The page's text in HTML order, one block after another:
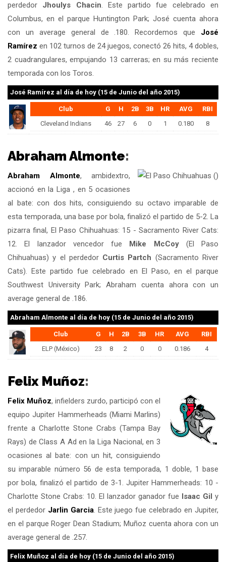
perdedor Jhoulys Chacin. Este partido fue celebrado en
Columbus, en el parque Huntington Park; José cuenta ahora
con un average general de .180. Recordemos que José
Ramírez en 102 turnos de 24 juegos, conectó 26 hits, 4 dobles,
2 cuadrangulares, empujando 13 carreras; en su más reciente
temporada con los Toros.
José Ramírez al día de hoy (15 de Junio del año 2015)
Club G H 2B 3B HR AVG
RBI
Cleveland Indians
46 27 6 0 1 0.180 8
Abraham Almonte:
Abraham Almonte, ambidextro,
accionó en la Liga , en 5 ocasiones
al bate: con dos hits, consiguiendo su octavo imparable de
esta temporada, una base por bola, finalizó el partido de 5-2. La
pizarra final, El Paso Chihuahuas: 15 - Sacramento River Cats:
12. El lanzador vencedor fue Mike McCoy(El Paso
Chihuahuas) y el perdedor Curtis Partch (Sacramento River
Cats). Este partido fue celebrado en El Paso, en el parque
Southwest University Park; Abraham cuenta ahora con un
average general de .186.
Abraham Almonte al día de hoy (15 de Junio del año 2015)
Club G H 2B 3B HR AVG
RBI
ELP (México)
23 8 2 0 0 0.186 4
Felix Muñoz:
Felix Muñoz, infielders zurdo, participó con el
equipo Jupiter Hammerheads (Miami Marlins)
frente a Charlotte Stone Crabs (Tampa Bay
Rays) de Class A Ad en la Liga Nacional, en 3
ocasiones al bate: con un hit, consiguiendo
su imparable número 56 de esta temporada, 1 doble, 1 base
por bola, finalizó el partido de 3-1. Jupiter Hammerheads: 10 -
Charlotte Stone Crabs: 10. El lanzador ganador fue Isaac Gil y
el perdedor Jarlin Garcia. Este juego fue celebrado en Jupiter,
en el parque Roger Dean Stadium; Muñoz cuenta ahora con un
average general de .257.
Felix Muñoz al día de hoy (15 de Junio del año 2015)